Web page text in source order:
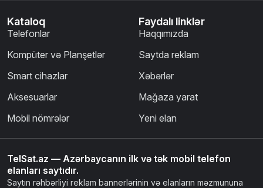
Kataloq
Telefonlar
Kompüter və Planşetlər
Smart cihazlar
Aksesuarlar
Mobil nömrələr
Faydalı linklər
Haqqımızda
Saytda reklam
Xəbərlər
Mağaza yarat
Yeni elan
TelSat.az — Azərbaycanın ilk və tək mobil telefon
elanları saytıdır.
Saytın rəhbərliyi reklam bannerlərinin və elanların məzmununa